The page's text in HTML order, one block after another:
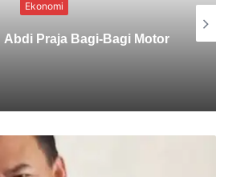
Puluhan MMSCFD,